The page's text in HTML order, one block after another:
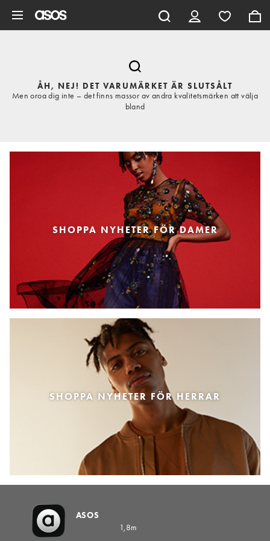
ÅH, NEJ! DET VARUMÄRKET ÄR SLUTSÅLT
Men oroa dig inte – det finns massor av andra kvalitetsmärken att välja
bland
SHOPPA NYHETER FÖR DAMER
SHOPPA NYHETER FÖR HERRAR
ASOS
1,8m